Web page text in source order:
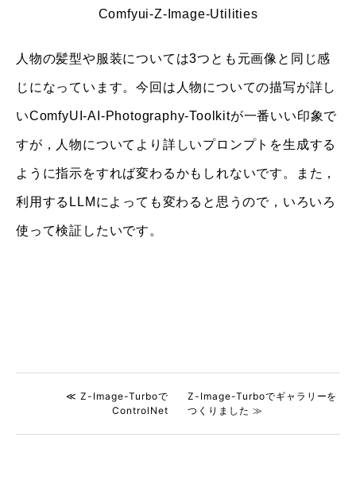
Comfyui-Z-Image-Utilities
人物の髪型や服装については3つとも元画像と同じ感
じになっています。今回は人物についての描写が詳し
いComfyUI-AI-Photography-Toolkitが一番いい印象で
すが，人物についてより詳しいプロンプトを生成する
ように指示をすれば変わるかもしれないです。また，
利用するLLMによっても変わると思うので，いろいろ
使って検証したいです。
≪ Z-Image-Turboで
ControlNet
Z-Image-Turboでギャラリーを
つくりました ≫